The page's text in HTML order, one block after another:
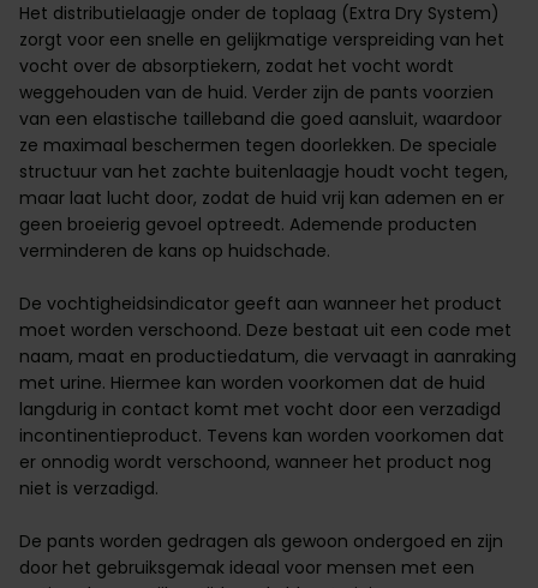
Het distributielaagje onder de toplaag (Extra Dry System)
zorgt voor een snelle en gelijkmatige verspreiding van het
vocht over de absorptiekern, zodat het vocht wordt
weggehouden van de huid. Verder zijn de pants voorzien
van een elastische tailleband die goed aansluit, waardoor
ze maximaal beschermen tegen doorlekken. De speciale
structuur van het zachte buitenlaagje houdt vocht tegen,
maar laat lucht door, zodat de huid vrij kan ademen en er
geen broeierig gevoel optreedt. Ademende producten
verminderen de kans op huidschade.
De vochtigheidsindicator geeft aan wanneer het product
moet worden verschoond. Deze bestaat uit een code met
naam, maat en productiedatum, die vervaagt in aanraking
met urine. Hiermee kan worden voorkomen dat de huid
langdurig in contact komt met vocht door een verzadigd
incontinentieproduct. Tevens kan worden voorkomen dat
er onnodig wordt verschoond, wanneer het product nog
niet is verzadigd.
De pants worden gedragen als gewoon ondergoed en zijn
door het gebruiksgemak ideaal voor mensen met een